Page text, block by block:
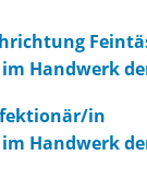
Handwerk
in
Handwerk